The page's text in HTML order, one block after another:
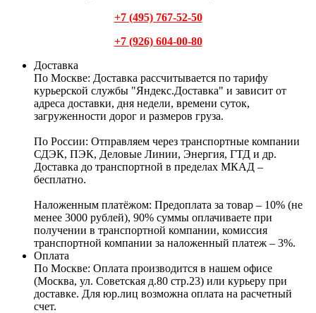
+7 (495) 767-52-50
+7 (926) 604-00-80
Доставка
По Москве: Доставка рассчитывается по тарифу
курьерской службы "Яндекс.Доставка" и зависит от
адреса доставки, дня недели, времени суток,
загруженности дорог и размеров груза.
По России: Отправляем через транспортные компании
СДЭК, ПЭК, Деловые Линии, Энергия, ГТД и др.
Доставка до транспортной в пределах МКАД –
бесплатно.
Наложенным платёжом: Предоплата за товар – 10% (не
менее 3000 рублей), 90% суммы оплачиваете при
получении в транспортной компании, комиссия
транспортной компании за наложенный платеж – 3%.
Оплата
По Москве: Оплата производится в нашем офисе
(Москва, ул. Советская д.80 стр.23) или курьеру при
доставке. Для юр.лиц возможна оплата на расчетный
счет.